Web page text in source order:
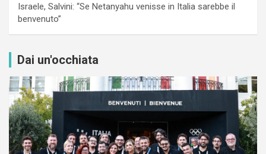
Israele, Salvini: “Se Netanyahu venisse in Italia sarebbe il
benvenuto”
Dai un'occhiata